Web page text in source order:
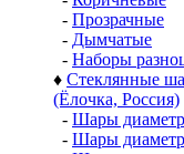
- Прозрачные
- Дымчатые
- Наборы
♦ Стеклянные
(Ёлочка, Россия)
- Шары
- Шары